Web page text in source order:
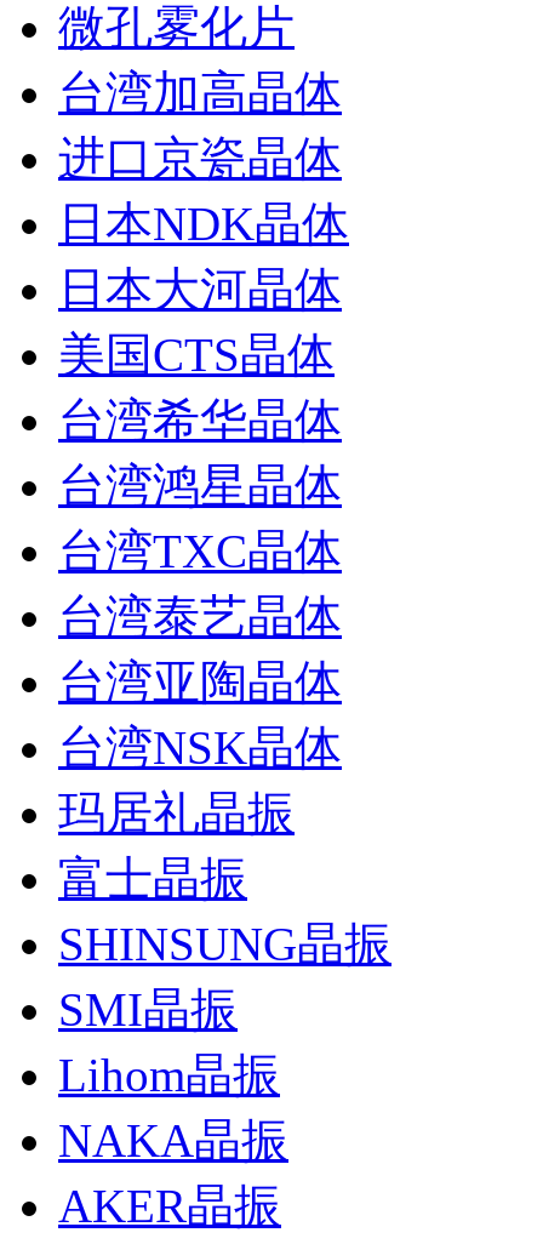
微孔雾化片
台湾加高晶体
进口京瓷晶体
日本NDK晶体
日本大河晶体
美国CTS晶体
台湾希华晶体
台湾鸿星晶体
台湾TXC晶体
台湾泰艺晶体
台湾亚陶晶体
台湾NSK晶体
玛居礼晶振
富士晶振
SHINSUNG晶振
SMI晶振
Lihom晶振
NAKA晶振
AKER晶振